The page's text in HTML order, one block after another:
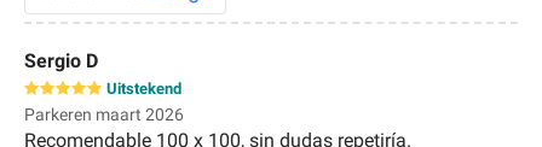
Sergio D
Uitstekend
Parkeren maart 2026
Recomendable 100 x 100, sin dudas repetiría.